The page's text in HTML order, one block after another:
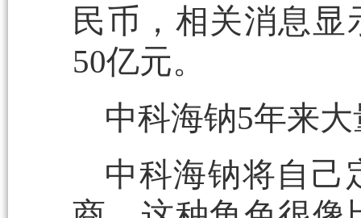
民币，相关消息
50亿元。
中科海钠5年来
中科海钠将自己